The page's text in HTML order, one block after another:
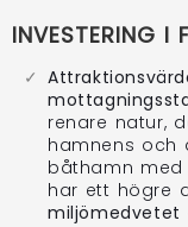
INVESTERING I
renare natur,
hamnens och
båthamn
har ett högre
miljömedvetet